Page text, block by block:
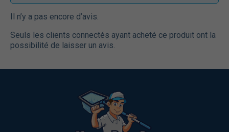
Il n’y a pas encore d’avis.
Seuls les clients connectés ayant acheté ce produit ont la
possibilité de laisser un avis.